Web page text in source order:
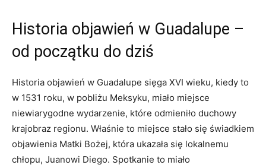
Historia objawień ⁢w​ Guadalupe –
od początku do dziś
Historia objawień w Guadalupe sięga XVI wieku, ⁢kiedy to
w​ 1531 roku, w pobliżu Meksyku, miało miejsce
niewiarygodne wydarzenie, które odmieniło duchowy
krajobraz regionu. Właśnie to miejsce stało się​ świadkiem
objawienia Matki ​Bożej, która⁣ ukazała się lokalnemu
chłopu, Juanowi Diego. ​Spotkanie to miało